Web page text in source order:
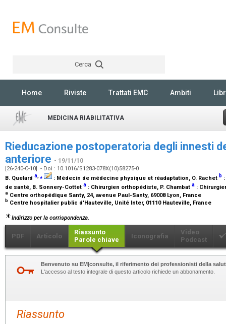
Cerca
Home Riviste Trattati EMC Ambiti
MEDICINA RIABILITATIVA
Rieducazione postoperatoria degli innesti
anteriore - 19/11/10
[26-240-C-10] - Doi : 10.1016/S1283-078X(10)58275-0
B. Quelard a,⁎ : Médecin de médecine physique et réadaptation, O. Rachet b :
de santé, B. Sonnery-Cottet a : Chirurgien orthopédiste, P. Chambat a :
a Centre orthopédique Santy, 24, avenue Paul-Santy, 69008 Lyon, France
b Centre hospitalier public d'Hauteville, Unité Inter, 01110 Hauteville, France
Indirizzo per la corrispondenza.
PDF Articolo
Riassunto
Parole chiave
Iconografia
Video
Podcast
Benvenuto su EM|consulte, il riferimento dei professionisti della
L'accesso al testo integrale di questo articolo richiede un abbonamento.
Riassunto